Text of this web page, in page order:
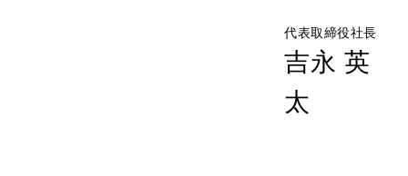
代表取締役社長
吉永 英
太